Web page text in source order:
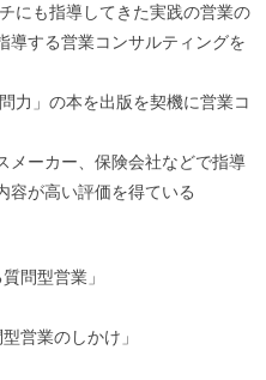
にも指導してきた実践の営業の
導する営業コンサルティングを
力」の本を出版を契機に営業コ
メーカー、保険会社などで指導
容が高い評価を得ている
問型営業」
営業のしかけ」